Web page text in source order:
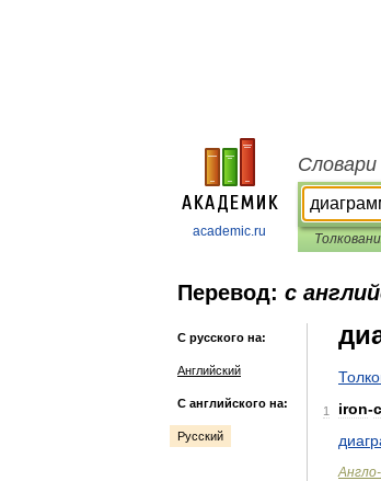
academic.ru
Словари
Перевод: с
С русского на:
Английский
С английского на:
Русский
1 iron-
Англо-